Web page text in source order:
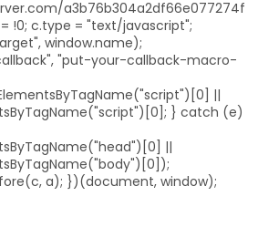
a3b76b304a2df66e077274f
!0; c.type = "text/javascript";
window.name);
"put-your-callback-macro-
||
} catch (e)
||
a); })(document, window);